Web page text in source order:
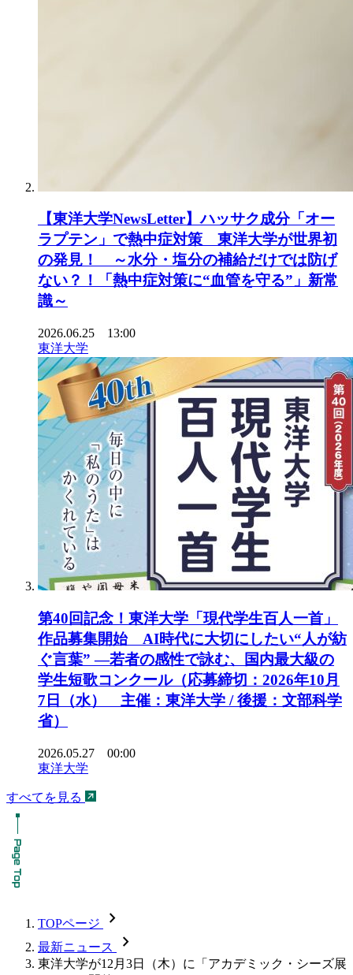
【東洋大学NewsLetter】ハッサク成分「オー
ラプテン」で熱中症対策 東洋大学が世界初
の発見！ ～水分・塩分の補給だけでは防げ
ない？！「熱中症対策に“血管を守る”」新常
識～
2026.06.25 13:00
東洋大学
第40回記念！東洋大学「現代学生百人一首」
作品募集開始 AI時代に大切にしたい“人が紡
ぐ言葉” ―若者の感性で詠む、国内最大級の
学生短歌コンクール（応募締切：2026年10月
7日（水） 主催：東洋大学 / 後援：文部科学
省）
2026.05.27 00:00
東洋大学
すべてを見る
TOPページ chevron_forward
最新ニュース chevron_forward
東洋大学が12月3日（木）に「アカデミック・シーズ展